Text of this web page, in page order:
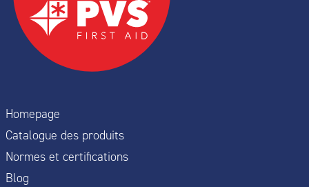
Homepage
Catalogue des produits
Normes et certifications
Blog